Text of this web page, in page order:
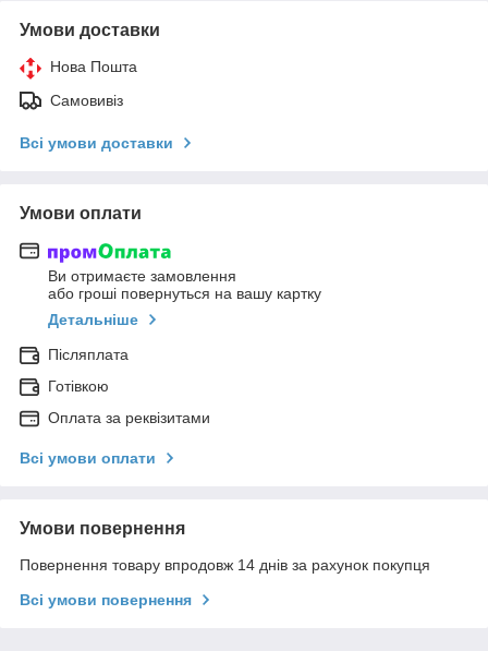
Умови доставки
Нова Пошта
Самовивіз
Всі умови доставки
Умови оплати
Ви отримаєте замовлення
або гроші повернуться на вашу картку
Детальніше
Післяплата
Готівкою
Оплата за реквізитами
Всі умови оплати
Умови повернення
Повернення товару впродовж 14 днів за рахунок покупця
Всі умови повернення